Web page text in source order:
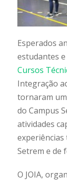
Esperados
estudantes e
Cursos
Integração
tornaram
do Campus
atividades
Setrem e de
O JOIA,